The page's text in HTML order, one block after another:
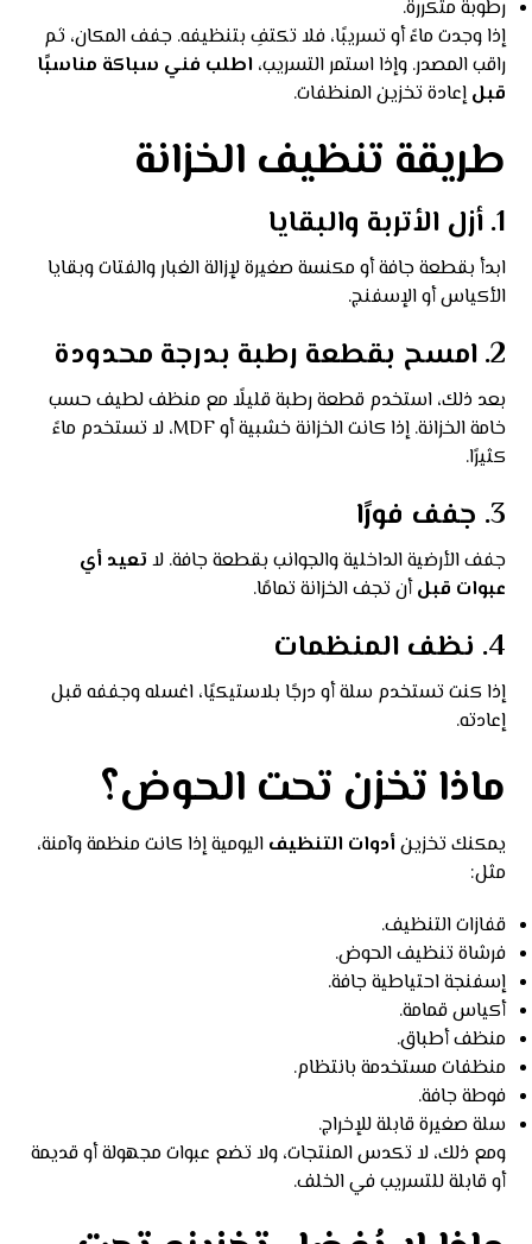
رطوبة متكررة.
إذا وجدت ماءً أو تسريبًا، فلا تكتفِ بتنظيفه. جفف المكان، ثم
راقب المصدر. وإذا استمر التسريب، اطلب فني سباكة مناسبًا
قبلإعادة تخزين المنظفات.
طريقة تنظيف الخزانة
1. أزل الأتربة والبقايا
ابدأ بقطعة جافة أو مكنسة صغيرة لإزالة الغبار والفتات وبقايا
الأكياس أو الإسفنج.
2. امسح بقطعة رطبة بدرجة محدودة
بعد ذلك، استخدم قطعة رطبة قليلًا مع منظف لطيف حسب
خامة الخزانة. إذا كانت الخزانة خشبية أو MDF، لا تستخدم ماءً
كثيرًا.
3. جفف فورًا
جفف الأرضية الداخلية والجوانب بقطعة جافة. لا تعيد أي
عبوات قبلأن تجف الخزانة تمامًا.
4. نظف المنظمات
إذا كنت تستخدم سلة أو درجًا بلاستيكيًا، اغسله وجففه قبل
إعادته.
ماذا تخزن تحت الحوض؟
يمكنك تخزينأدوات التنظيف اليومية إذا كانت منظمة وآمنة،
مثل:
قفازات التنظيف.
فرشاة تنظيف الحوض.
إسفنجة احتياطية جافة.
أكياس قمامة.
منظف أطباق.
منظفات مستخدمة بانتظام.
فوطة جافة.
سلة صغيرة قابلة للإخراج.
ومع ذلك، لا تكدس المنتجات، ولا تضع عبوات مجهولة أو قديمة
أو قابلة للتسريب في الخلف.